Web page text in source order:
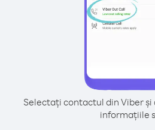
Selectați contactul din Viber
informațiile